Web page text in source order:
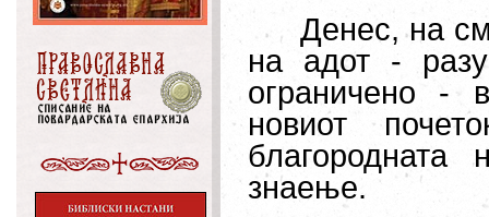
Денес, на
на адот -
ограничено -
новиот
знаење.